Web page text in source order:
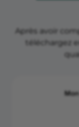
Après avoir
téléchargez